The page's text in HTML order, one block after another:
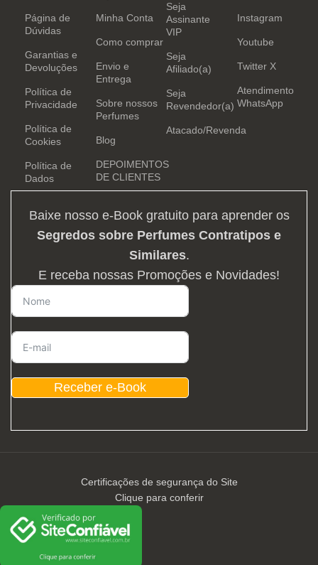
Página de
Dúvidas
Garantias e
Devoluções
Política de
Privacidade
Política de
Cookies
Política de
Dados
Minha Conta
Como comprar
Envio e
Entrega
Sobre nossos
Perfumes
Blog
DEPOIMENTOS
DE CLIENTES
Seja
Assinante
VIP
Seja
Afiliado(a)
Seja
Revendedor(a)
Atacado/Revenda
Instagram
Youtube
Twitter X
Atendimento
WhatsApp
Baixe nosso e-Book gratuito para aprender os
Segredos sobre Perfumes Contratipos e
Similares.
E receba nossas Promoções e Novidades!
Receber e-Book
Certificações de segurança do Site
Clique para conferir